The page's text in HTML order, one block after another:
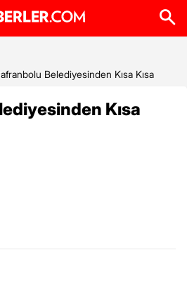
Belediyesinden Kısa Kısa
Kısa